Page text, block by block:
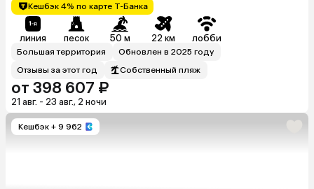
Кешбэк 4% по карте Т-Банка
линия песок 50 м 22 км лобби
Большая территория
Обновлен в 2025 году
Отзывы за этот год
Собственный пляж
от 398 607 ₽
21 авг. - 23 авг., 2 ночи
Кешбэк + 9 962